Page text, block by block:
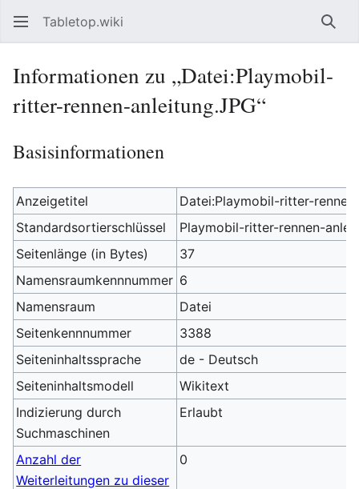
Tabletop.wiki
Informationen zu „Datei:Playmobil-
ritter-rennen-anleitung.JPG“
Basisinformationen
Anzeigetitel
Datei:Playmobil-ritter-
Standardsortierschlüssel
Playmobil-ritter-rennen-
Seitenlänge (in Bytes)
37
Namensraumkennnummer 6
Namensraum
Datei
Seitenkennnummer
3388
Seiteninhaltssprache
de - Deutsch
Seiteninhaltsmodell
Wikitext
Indizierung durch
Suchmaschinen
Erlaubt
Anzahl der
Weiterleitungen zu dieser
0